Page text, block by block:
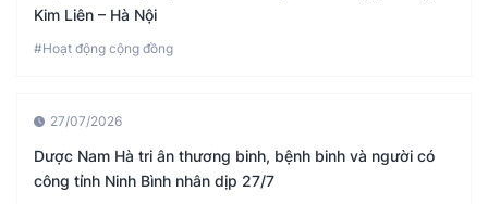
Kim Liên – Hà Nội
#Hoạt động cộng đồng
27/07/2026
Dược Nam Hà tri ân thương binh, bệnh binh và người có
công tỉnh Ninh Bình nhân dịp 27/7